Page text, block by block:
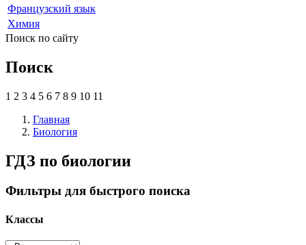
Французский язык
Химия
Поиск по сайту
Поиск
1 2 3 4 5 6 7 8 9 10 11
Главная
Биология
ГДЗ по биологии
Фильтры для быстрого поиска
Классы